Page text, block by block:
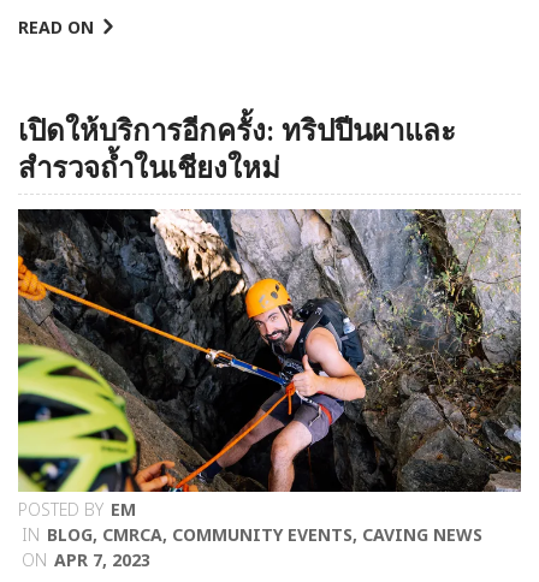
READ ON
เปิดให้บริการอีกครั้ง: ทริปปีนผาและ
สำรวจถ้ำในเชียงใหม่
POSTED BY EM
IN BLOG, CMRCA, COMMUNITY EVENTS, CAVING NEWS
ON APR 7, 2023